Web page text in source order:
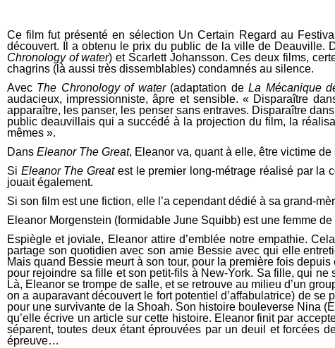
Ce film fut présenté en sélection Un Certain Regard au
découvert. Il a obtenu le prix du public de la ville de Deauville.
Chronology of water) et Scarlett Johansson. Ces deux films,
chagrins (là aussi très dissemblables) condamnés au silence.
Avec The Chronology of water (adaptation deLa Mécanique
audacieux, impressionniste, âpre et sensible. « Disparaître
apparaître, les panser, les penser sans entraves. Disparaître
public deauvillais qui a succédé à la projection du film, la
mêmes ».
Dans Eleanor The Great, Eleanor va, quant à elle, être victime
Si Eleanor The Greatest le premier long-métrage réalisé par la
jouait également.
Si son film est une fiction, elle l’a cependant dédié à sa grand-
Eleanor Morgenstein (formidable June Squibb) est une femme
Espiègle et joviale, Eleanor attire d’emblée notre empathie.
partage son quotidien avec son amie Bessie avec qui elle
Mais quand Bessie meurt à son tour, pour la première fois
pour rejoindre sa fille et son petit-fils à New-York. Sa fille, qui
Là, Eleanor se trompe de salle, et se retrouve au milieu d’un
on a auparavant découvert le fort potentiel d’affabulatrice) de
pour une survivante de la Shoah. Son histoire bouleverse Nina
qu’elle écrive un article sur cette histoire. Eleanor finit par
séparent, toutes deux étant éprouvées par un deuil et forcées
épreuve…